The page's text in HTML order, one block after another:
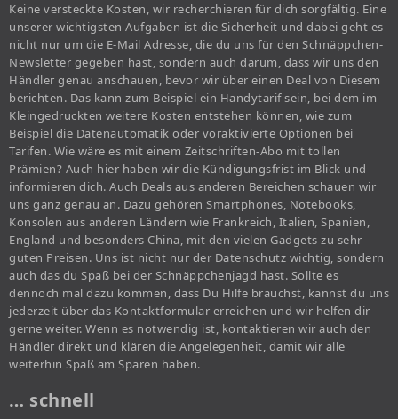
Keine versteckte Kosten, wir recherchieren für dich sorgfältig. Eine
unserer wichtigsten Aufgaben ist die Sicherheit und dabei geht es
nicht nur um die E-Mail Adresse, die du uns für den Schnäppchen-
Newsletter gegeben hast, sondern auch darum, dass wir uns den
Händler genau anschauen, bevor wir über einen Deal von Diesem
berichten. Das kann zum Beispiel ein Handytarif sein, bei dem im
Kleingedruckten weitere Kosten entstehen können, wie zum
Beispiel die Datenautomatik oder voraktivierte Optionen bei
Tarifen. Wie wäre es mit einem Zeitschriften-Abo mit tollen
Prämien? Auch hier haben wir die Kündigungsfrist im Blick und
informieren dich. Auch Deals aus anderen Bereichen schauen wir
uns ganz genau an. Dazu gehören Smartphones, Notebooks,
Konsolen aus anderen Ländern wie Frankreich, Italien, Spanien,
England und besonders China, mit den vielen Gadgets zu sehr
guten Preisen. Uns ist nicht nur der Datenschutz wichtig, sondern
auch das du Spaß bei der Schnäppchenjagd hast. Sollte es
dennoch mal dazu kommen, dass Du Hilfe brauchst, kannst du uns
jederzeit über das Kontaktformular erreichen und wir helfen dir
gerne weiter. Wenn es notwendig ist, kontaktieren wir auch den
Händler direkt und klären die Angelegenheit, damit wir alle
weiterhin Spaß am Sparen haben.
… schnell